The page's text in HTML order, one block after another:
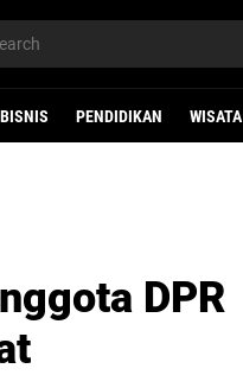
BISNIS PENDIDIKAN WISATA
DPR